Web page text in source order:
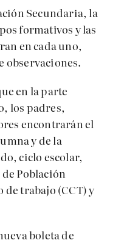
Secundaria, la
formativos y las
en cada uno,
observaciones.
en la parte
los padres,
encontrarán el
y de la
ciclo escolar,
Población
de trabajo (CCT) y
boleta de